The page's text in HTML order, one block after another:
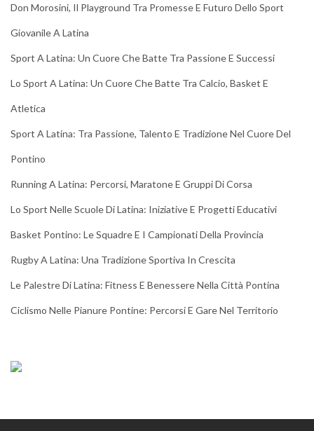
Don Morosini, Il Playground Tra Promesse E Futuro Dello Sport
Giovanile A Latina
Sport A Latina: Un Cuore Che Batte Tra Passione E Successi
Lo Sport A Latina: Un Cuore Che Batte Tra Calcio, Basket E
Atletica
Sport A Latina: Tra Passione, Talento E Tradizione Nel Cuore Del
Pontino
Running A Latina: Percorsi, Maratone E Gruppi Di Corsa
Lo Sport Nelle Scuole Di Latina: Iniziative E Progetti Educativi
Basket Pontino: Le Squadre E I Campionati Della Provincia
Rugby A Latina: Una Tradizione Sportiva In Crescita
Le Palestre Di Latina: Fitness E Benessere Nella Città Pontina
Ciclismo Nelle Pianure Pontine: Percorsi E Gare Nel Territorio